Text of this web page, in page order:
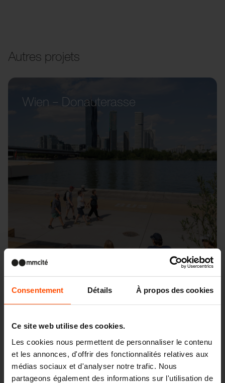
Consentement Détails À propos des cookies
Ce site web utilise des cookies.
Les cookies nous permettent de personnaliser le contenu
et les annonces, d'offrir des fonctionnalités relatives aux
médias sociaux et d'analyser notre trafic. Nous
partageons également des informations sur l'utilisation de
Autres projets
Wien – Donauterasse
Seattle – Popup park